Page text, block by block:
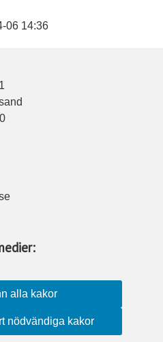
06 14:36
alla kakor
nödvändiga kakor